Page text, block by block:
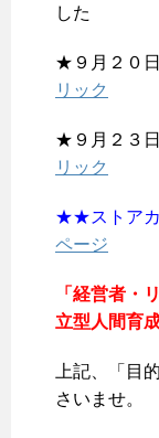
した
★９月２
リック
★９月２
リック
★★ストアカ
ページ
「経営者・
立型人間育
上記、「目
さいませ。